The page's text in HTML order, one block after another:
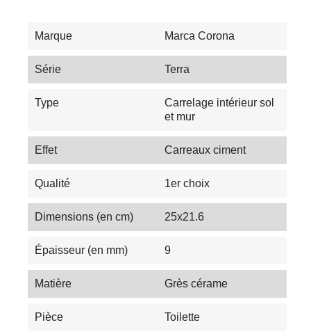
Marque Marca Corona
Série Terra
Type
Carrelage intérieur sol
et mur
Effet Carreaux ciment
Qualité 1er choix
Dimensions (en cm) 25x21.6
Épaisseur (en mm) 9
Matière Grès cérame
Pièce Toilette